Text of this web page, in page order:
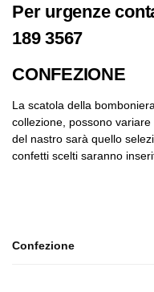
Per urgenze
189 3567
CONFEZIONE
La scatola della
collezione, possono
del nastro sarà quello
confetti scelti saranno
Confezione